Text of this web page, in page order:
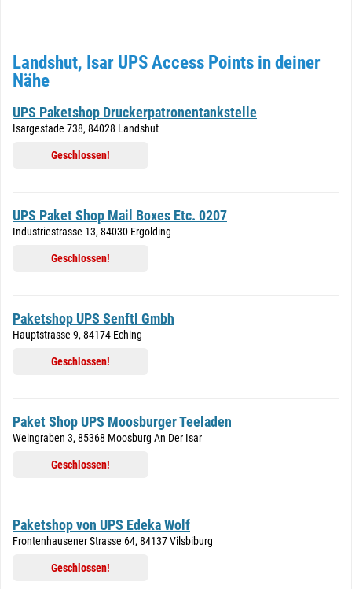
Landshut, Isar UPS Access Points in deiner
Nähe
UPS Paketshop Druckerpatronentankstelle
Isargestade 738, 84028 Landshut
Geschlossen!
UPS Paket Shop Mail Boxes Etc. 0207
Industriestrasse 13, 84030 Ergolding
Geschlossen!
Paketshop UPS Senftl Gmbh
Hauptstrasse 9, 84174 Eching
Geschlossen!
Paket Shop UPS Moosburger Teeladen
Weingraben 3, 85368 Moosburg An Der Isar
Geschlossen!
Paketshop von UPS Edeka Wolf
Frontenhausener Strasse 64, 84137 Vilsbiburg
Geschlossen!